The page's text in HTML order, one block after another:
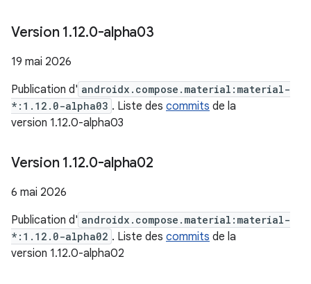
Version 1.12.0-alpha03
19 mai 2026
Publication d' androidx.compose.material:material-
*:1.12.0-alpha03 . Liste des commits de la
version 1.12.0-alpha03
Version 1.12.0-alpha02
6 mai 2026
Publication d' androidx.compose.material:material-
*:1.12.0-alpha02 . Liste des commits de la
version 1.12.0-alpha02